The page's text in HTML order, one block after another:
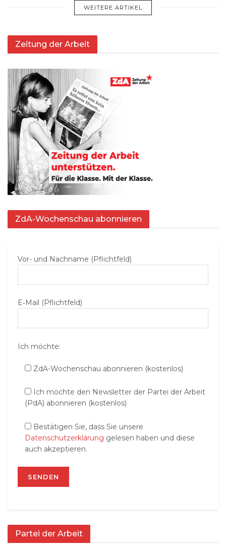
WEITERE ARTIKEL
Zeitung der Arbeit
ZdA-Wochenschau abonnieren
Vor- und Nachname (Pflichtfeld)
E‑Mail (Pflichtfeld)
Ich möchte:
ZdA-Wochenschau abonnieren (kostenlos)
Ich möchte den Newsletter der Partei der Arbeit
(PdA) abonnieren (kostenlos)
Bestätigen Sie, dass Sie unsere
Datenschutzerklärung gelesen haben und diese
auch akzeptieren.
Partei der Arbeit